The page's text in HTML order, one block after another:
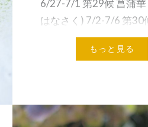
6/27-7/1 第29候 菖蒲華
はなさく) 7/2-7/6 第30
生 (はんげしょう…
もっと見る